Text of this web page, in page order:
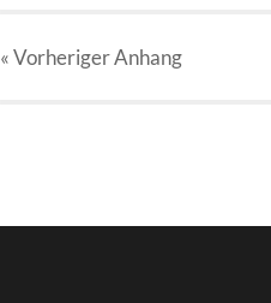
« VorherigerAnhang